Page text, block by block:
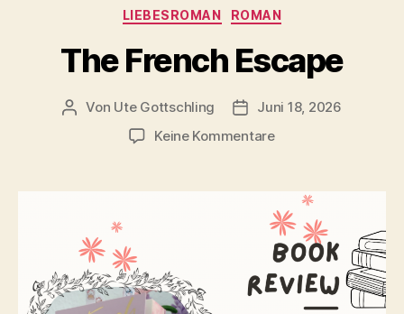
Kategorien
LIEBESROMAN ROMAN
The French Escape
Beitragsautor
Von Ute Gottschling Veröffentlichungsdatum
Juni 18, 2026
Keine Kommentarezu
Escape